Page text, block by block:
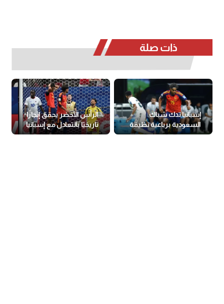
ذات صلة
إسبانيا تدك شباك
السعودية برباعية نظيفة
في المونديال
الرأس الأخضر يحقق إنجازًا
تاريخيًا بالتعادل مع إسبانيا